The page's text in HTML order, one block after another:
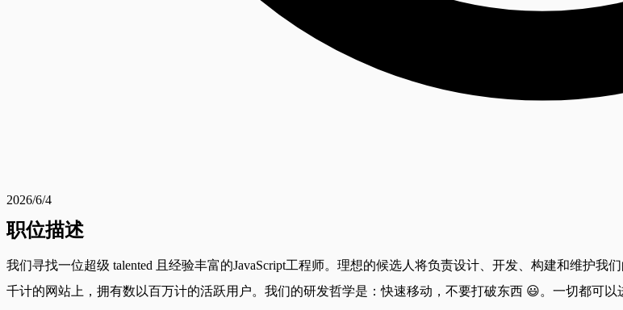
2026/6/4
职位描述
我们寻找一位超级 talented 且经验丰富的JavaScript工程师。理想的候选人将负责设计、开发、构建和维护
千计的网站上，拥有数以百万计的活跃用户。我们的研发哲学是：快速移动，不要打破东西 😃。一切都可以